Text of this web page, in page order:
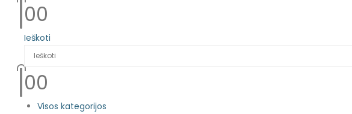
00
Ieškoti
00
Visos kategorijos